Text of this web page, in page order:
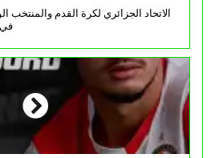
الاتحاد الجزائري لكرة القدم
في